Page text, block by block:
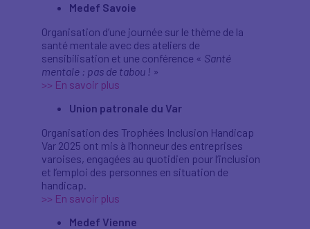
Medef Savoie
Organisation d’une journée sur le thème de la
santé mentale avec des ateliers de
sensibilisation et une conférence « Santé
mentale : pas de tabou ! »
>> En savoir plus
Union patronale du Var
Organisation des Trophées Inclusion Handicap
Var 2025 ont mis à l’honneur des entreprises
varoises, engagées au quotidien pour l’inclusion
et l’emploi des personnes en situation de
handicap.
>> En savoir plus
Medef Vienne